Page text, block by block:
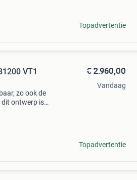
Topadvertentie
VT1
zo ook de
dit ontwerp is
€ 2.960,00
Vandaag
Topadvertentie